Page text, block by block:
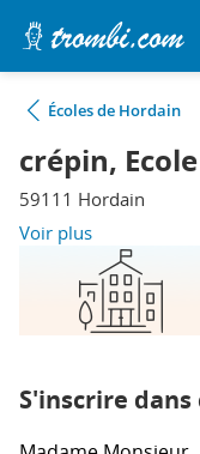
Écoles de Hordain
crépin,
59111 Hordain
Voir plus
S'inscrire